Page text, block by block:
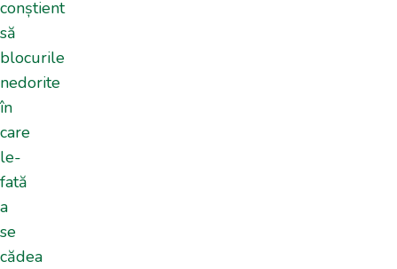
conștient
să
blocurile
nedorite
în
care
le-
fată
a
se
cădea